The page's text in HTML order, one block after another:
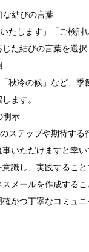
な結びの言葉
たします」「ご検討
た結びの言葉を選択
秋冷の候」など、季
ます。
明示
ステップや期待する
いただけますと幸い
識し、実践するこ
メールを作成する
かつ丁寧なコミュ